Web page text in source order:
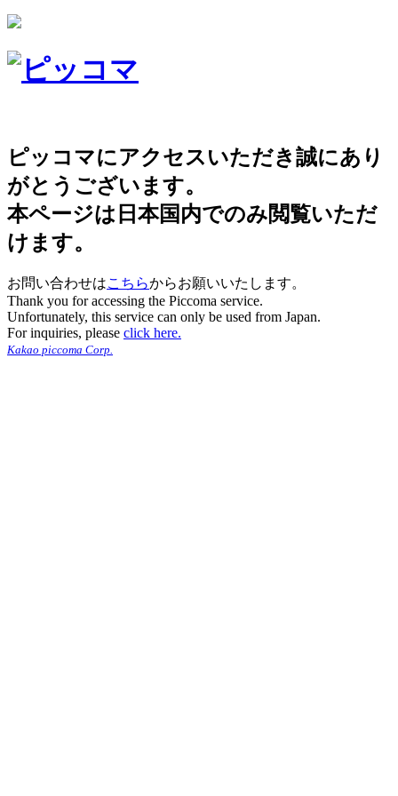
ピッコマにアクセスいただき誠にあり
がとうございます。
本ページは日本国内でのみ閲覧いただ
けます。
お問い合わせはこちらからお願いいたします。
Thank you for accessing the Piccoma service.
Unfortunately, this service can only be used from Japan.
For inquiries, please click here.
Kakao piccoma Corp.